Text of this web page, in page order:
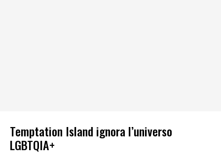
Temptation Island ignora l’universo
LGBTQIA+